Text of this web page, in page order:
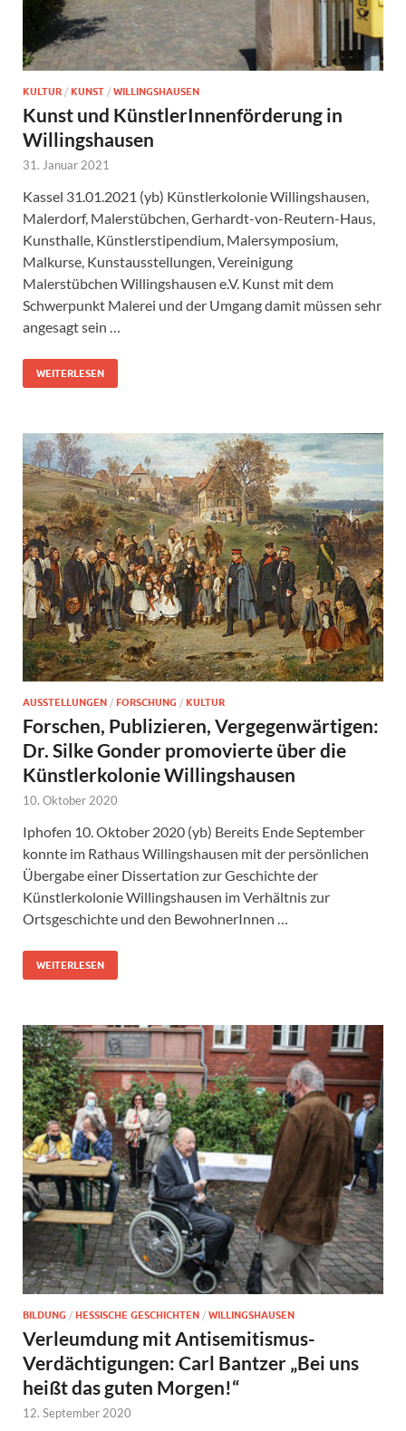
KULTUR / KUNST / WILLINGSHAUSEN
Kunst und KünstlerInnenförderung in
Willingshausen
31. Januar 2021
Kassel 31.01.2021 (yb) Künstlerkolonie Willingshausen,
Malerdorf, Malerstübchen, Gerhardt-von-Reutern-Haus,
Kunsthalle, Künstlerstipendium, Malersymposium,
Malkurse, Kunstausstellungen, Vereinigung
Malerstübchen Willingshausen e.V. Kunst mit dem
Schwerpunkt Malerei und der Umgang damit müssen sehr
angesagt sein …
WEITERLESEN
AUSSTELLUNGEN / FORSCHUNG / KULTUR
Forschen, Publizieren, Vergegenwärtigen:
Dr. Silke Gonder promovierte über die
Künstlerkolonie Willingshausen
10. Oktober 2020
Iphofen 10. Oktober 2020 (yb) Bereits Ende September
konnte im Rathaus Willingshausen mit der persönlichen
Übergabe einer Dissertation zur Geschichte der
Künstlerkolonie Willingshausen im Verhältnis zur
Ortsgeschichte und den BewohnerInnen …
WEITERLESEN
BILDUNG / HESSISCHE GESCHICHTEN / WILLINGSHAUSEN
Verleumdung mit Antisemitismus-
Verdächtigungen: Carl Bantzer „Bei uns
heißt das guten Morgen!“
12. September 2020